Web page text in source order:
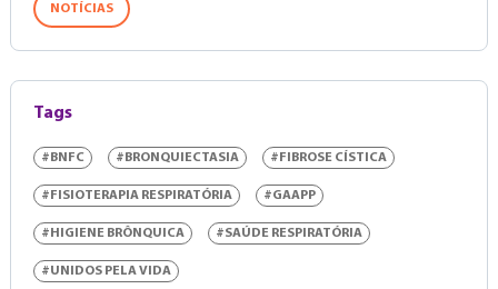
NOTÍCIAS
Tags
#BNFC #BRONQUIECTASIA #FIBROSE CÍSTICA
#FISIOTERAPIA RESPIRATÓRIA #GAAPP
#HIGIENE BRÔNQUICA #SAÚDE RESPIRATÓRIA
#UNIDOS PELA VIDA